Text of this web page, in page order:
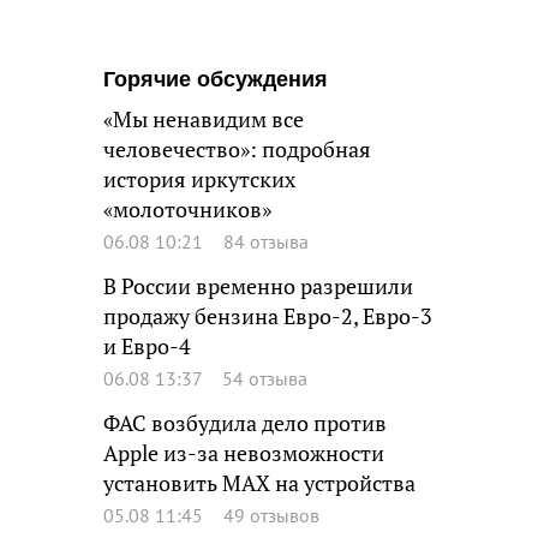
Горячие обсуждения
«Мы ненавидим все
человечество»: подробная
история иркутских
«молоточников»
06.08 10:21 84 отзыва
В России временно разрешили
продажу бензина Евро-2, Евро-3
и Евро-4
06.08 13:37 54 отзыва
ФАС возбудила дело против
Apple из-за невозможности
установить MAX на устройства
05.08 11:45 49 отзывов